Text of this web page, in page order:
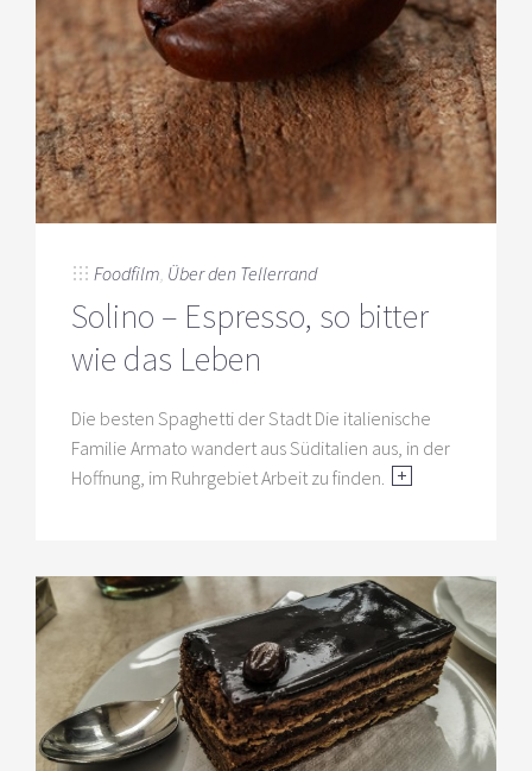
Foodfilm Über den Tellerrand
Solino – Espresso, so bitter
wie das Leben
Die besten Spaghetti der Stadt Die italienische
Familie Armato wandert aus Süditalien aus, in der
Hoffnung, im Ruhrgebiet Arbeit zu finden.